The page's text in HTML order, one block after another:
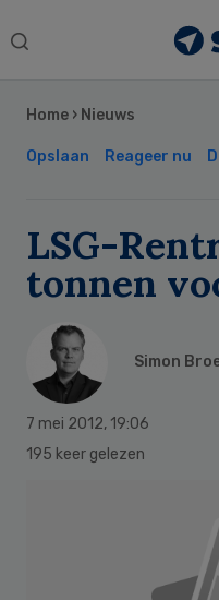
Search
Home › Nieuws
Opslaan Reageer nu
LSG-
tonnen
Simon
7 mei 2012, 19:06
195 keer gelezen
Sidebar